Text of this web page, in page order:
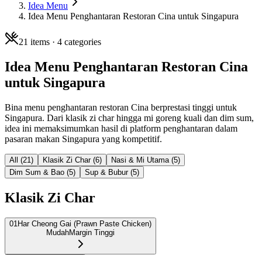
Idea Menu
Idea Menu Penghantaran Restoran Cina untuk Singapura
21 items · 4 categories
Idea Menu Penghantaran Restoran Cina
untuk Singapura
Bina menu penghantaran restoran Cina berprestasi tinggi untuk
Singapura. Dari klasik zi char hingga mi goreng kuali dan dim sum,
idea ini memaksimumkan hasil di platform penghantaran dalam
pasaran makan Singapura yang kompetitif.
All (21 ) Klasik Zi Char(6) Nasi & Mi Utama (5)
Dim Sum & Bao (5) Sup & Bubur(5)
Klasik Zi Char
01 Har Cheong Gai (Prawn Paste Chicken)
MudahMargin Tinggi